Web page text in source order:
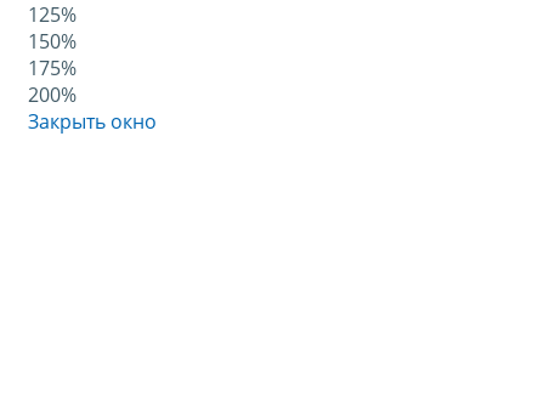
125%
150%
175%
200%
Закрыть окно